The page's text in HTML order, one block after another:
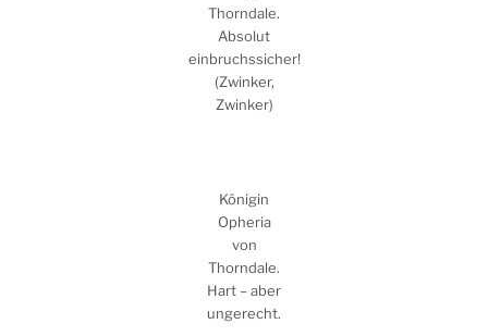
Thorndale.
Absolut
einbruchssicher!
(Zwinker,
Zwinker)
Königin
Opheria
von
Thorndale.
Hart – aber
ungerecht.